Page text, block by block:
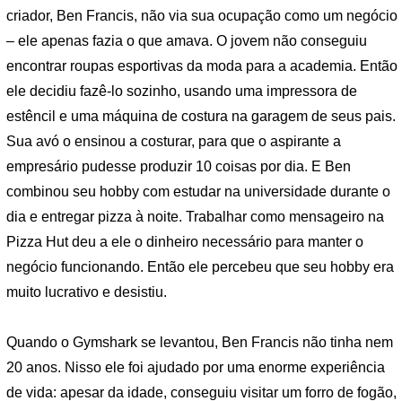
criador, Ben Francis, não via sua ocupação como um negócio
– ele apenas fazia o que amava. O jovem não conseguiu
encontrar roupas esportivas da moda para a academia. Então
ele decidiu fazê-lo sozinho, usando uma impressora de
estêncil e uma máquina de costura na garagem de seus pais.
Sua avó o ensinou a costurar, para que o aspirante a
empresário pudesse produzir 10 coisas por dia. E Ben
combinou seu hobby com estudar na universidade durante o
dia e entregar pizza à noite. Trabalhar como mensageiro na
Pizza Hut deu a ele o dinheiro necessário para manter o
negócio funcionando. Então ele percebeu que seu hobby era
muito lucrativo e desistiu.
Quando o Gymshark se levantou, Ben Francis não tinha nem
20 anos. Nisso ele foi ajudado por uma enorme experiência
de vida: apesar da idade, conseguiu visitar um forro de fogão,